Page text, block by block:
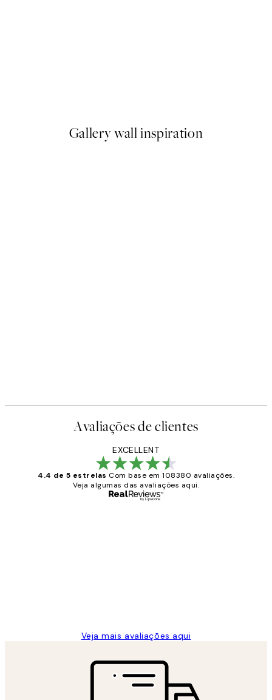
Gallery wall inspiration
Avaliações de clientes
EXCELLENT
4.4 de 5 estrelas Com base em 108380 avaliações.
Veja algumas das avaliações aqui.
Veja mais avaliações aqui